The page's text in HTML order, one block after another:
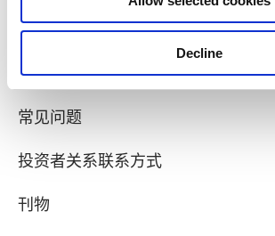
Decline
星狮地产零售债券
分析师报道
常见问题
投资者关系联系方式
刊物